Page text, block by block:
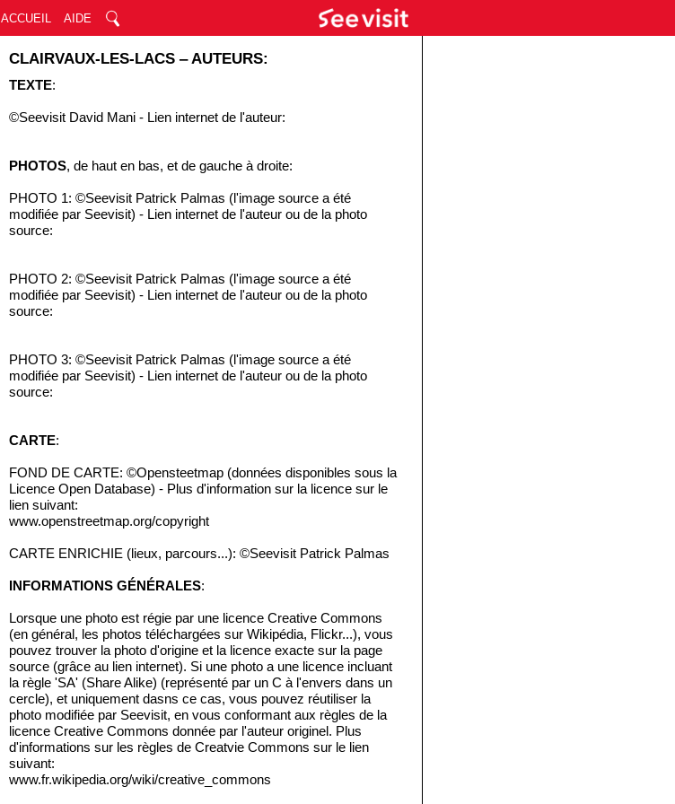
ACCUEIL AIDE
CLAIRVAUX-LES-LACS ‒ AUTEURS:
TEXTE:
©Seevisit David Mani - Lien internet de l'auteur:
PHOTOS, de haut en bas, et de gauche à droite:
PHOTO 1: ©Seevisit Patrick Palmas (l'image source a été
modifiée par Seevisit) - Lien internet de l'auteur ou de la photo
source:
PHOTO 2: ©Seevisit Patrick Palmas (l'image source a été
modifiée par Seevisit) - Lien internet de l'auteur ou de la photo
source:
PHOTO 3: ©Seevisit Patrick Palmas (l'image source a été
modifiée par Seevisit) - Lien internet de l'auteur ou de la photo
source:
CARTE:
FOND DE CARTE: ©Opensteetmap (données disponibles sous la
Licence Open Database) - Plus d'information sur la licence sur le
lien suivant:
www.openstreetmap.org/copyright
CARTE ENRICHIE (lieux, parcours...): ©Seevisit Patrick Palmas
INFORMATIONS GÉNÉRALES:
Lorsque une photo est régie par une licence Creative Commons
(en général, les photos téléchargées sur Wikipédia, Flickr...), vous
pouvez trouver la photo d'origine et la licence exacte sur la page
source (grâce au lien internet). Si une photo a une licence incluant
la règle 'SA' (Share Alike) (représenté par un C à l'envers dans un
cercle), et uniquement dasns ce cas, vous pouvez réutiliser la
photo modifiée par Seevisit, en vous conformant aux règles de la
licence Creative Commons donnée par l'auteur originel. Plus
d'informations sur les règles de Creatvie Commons sur le lien
suivant:
www.fr.wikipedia.org/wiki/creative_commons